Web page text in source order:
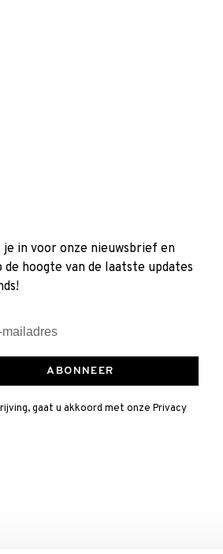
in voor onze nieuwsbrief en
de hoogte van de laatste updates
ABONNEER
gaat u akkoord met onze Privacy